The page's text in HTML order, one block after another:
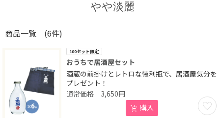
やや淡麗
商品一覧 (6件)
100セット限定
おうちで居酒屋セット
酒蔵の前掛けとレトロな徳利瓶で、居酒屋気分を
プレゼント！
お気
3,650円
購入